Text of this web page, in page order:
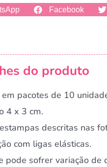
Facebook
do produto
pacotes de 10
4 x 3 cm.
descritas nas
com ligas elásticas.
pode sofrer variação de